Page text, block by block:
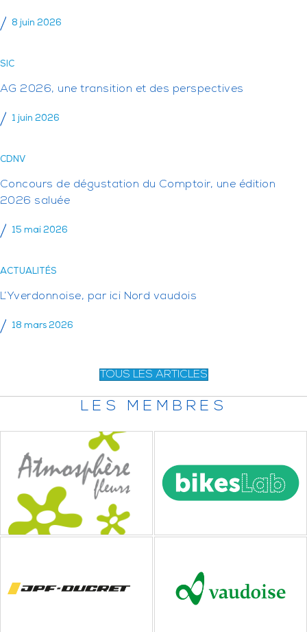
8 juin 2026
SIC
AG 2026, une transition et des perspectives
1 juin 2026
CDNV
Concours de dégustation du Comptoir, une édition
2026 saluée
15 mai 2026
ACTUALITÉS
L’Yverdonnoise, par ici Nord vaudois
18 mars 2026
TOUS LES ARTICLES
LES MEMBRES